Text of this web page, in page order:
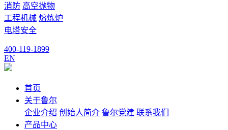
消防 高空抛物
工程机械 熔炼炉
电塔安全
400-119-1899
EN
首页
关于鲁尔
企业介绍 创始人简介 鲁尔党建 联系我们
产品中心